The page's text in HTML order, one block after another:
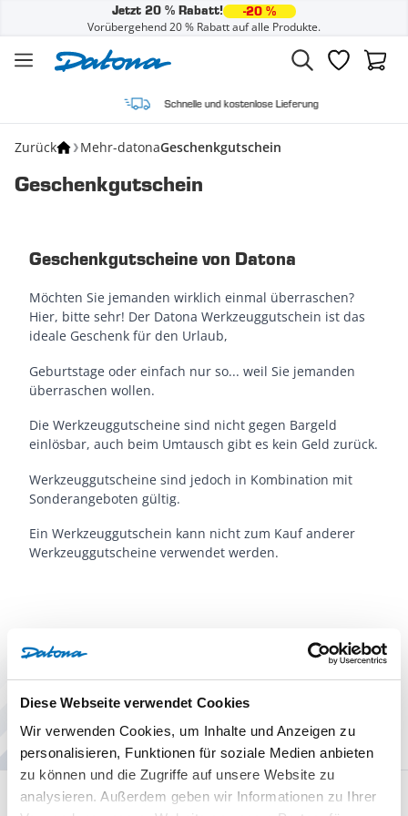
Diese Webseite verwendet Cookies
Wir verwenden Cookies, um Inhalte und Anzeigen zu
personalisieren, Funktionen für soziale Medien anbieten
zu können und die Zugriffe auf unsere Website zu
analysieren. Außerdem geben wir Informationen zu Ihrer
Jetzt 20 % Rabatt! -20 %
Vorübergehend 20 % Rabatt auf alle Produkte.
Schnelle und kostenlose Lieferung
Zurück Mehr-datonaGeschenkgutschein
Geschenkgutschein
Geschenkgutscheine von Datona
Möchten Sie jemanden wirklich einmal überraschen?
Hier, bitte sehr! Der Datona Werkzeuggutschein ist das
ideale Geschenk für den Urlaub,
Geburtstage oder einfach nur so... weil Sie jemanden
überraschen wollen.
Die Werkzeuggutscheine sind nicht gegen Bargeld
einlösbar, auch beim Umtausch gibt es kein Geld zurück.
Werkzeuggutscheine sind jedoch in Kombination mit
Sonderangeboten gültig.
Ein Werkzeuggutschein kann nicht zum Kauf anderer
Werkzeuggutscheine verwendet werden.
Fragen Sie den Spezialisten
Fragen Sie unsere Produktspezialisten,
wir helfen Ihnen gerne weiter.
Jetzt geöffnet
Anrufen E-Mail